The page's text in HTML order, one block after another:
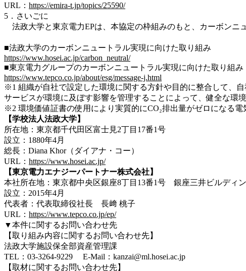
URL： https://emira-t.jp/topics/25590/
5．さいごに
法政大学と東京電力EPは、本協定の枠組みのもと、カーボンニ
■法政大学のカーボンニュートラル実現に向けた取り組み
https://www.hosei.ac.jp/carbon_neutral/
■東京電力グループのカーボンニュートラル実現に向けた取り組み
https://www.tepco.co.jp/about/esg/message-j.html
※1 組織が自社で設定した環境に関する方針や目的に整合して、
サービスが環境に及ぼす影響を管理することによって、健全な環
※2 環境価値証書の使用により実質的にCO₂排出量がゼロになる電
【学校法人法政大学】
所在地：東京都千代田区富士見2丁目17番1号
設立：1880年4月
総長：Diana Khor（ダイアナ・コー）
URL： https://www.hosei.ac.jp/
【東京電力エナジーパートナー株式会社】
本社所在地：東京都中央区銀座8丁目13番1号 銀座三井ビルディ
設立：2015年4月
代表者：代表取締役社長 長﨑 桃子
URL： https://www.tepco.co.jp/ep/
▼本件に関するお問い合わせ先
【取り組み内容に関するお問い合わせ先】
法政大学施設保全部資産管理課
TEL：03-3264-9229 E-Mail：kanzai@ml.hosei.ac.jp
【取材に関するお問い合わせ先】